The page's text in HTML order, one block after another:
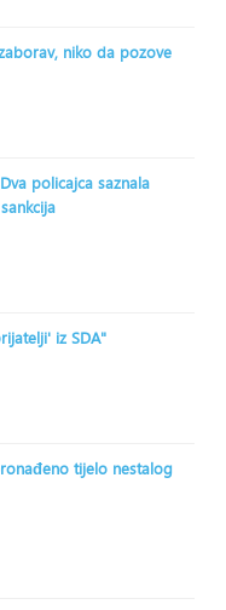
niko da pozove
policajca saznala
iz SDA"
tijelo nestalog